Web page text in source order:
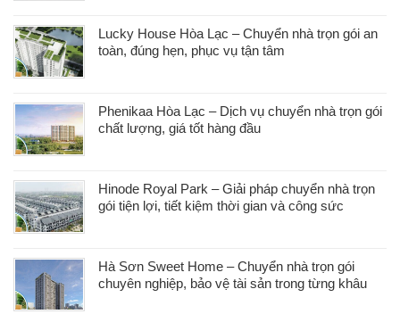
Lucky House Hòa Lạc – Chuyển nhà trọn gói an
toàn, đúng hẹn, phục vụ tận tâm
Phenikaa Hòa Lạc – Dịch vụ chuyển nhà trọn gói
chất lượng, giá tốt hàng đầu
Hinode Royal Park – Giải pháp chuyển nhà trọn
gói tiện lợi, tiết kiệm thời gian và công sức
Hà Sơn Sweet Home – Chuyển nhà trọn gói
chuyên nghiệp, bảo vệ tài sản trong từng khâu